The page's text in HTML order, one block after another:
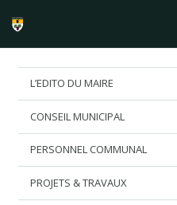
L’EDITO DU MAIRE
CONSEIL MUNICIPAL
PERSONNEL COMMUNAL
PROJETS & TRAVAUX